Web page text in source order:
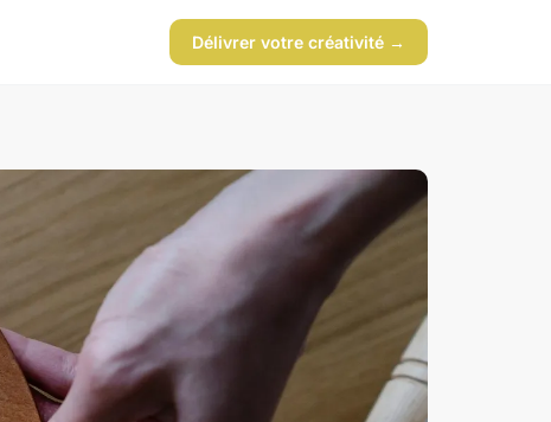
Délivrer votre créativité →